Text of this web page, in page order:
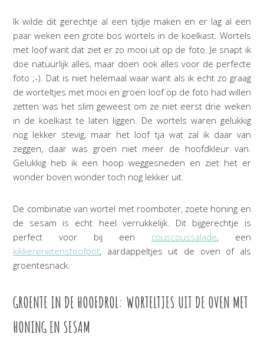
Ik wilde dit gerechtje al een tijdje maken en er lag al een
paar weken een grote bos wortels in de koelkast. Wortels
met loof want dat ziet er zo mooi uit op de foto. Je snapt ik
doe natuurlijk alles, maar doen ook alles voor de perfecte
foto ;-). Dat is niet helemaal waar want als ik echt zo graag
de worteltjes met mooi en groen loof op de foto had willen
zetten was het slim geweest om ze niet eerst drie weken
in de koelkast te laten liggen. De wortels waren gelukkig
nog lekker stevig, maar het loof tja wat zal ik daar van
zeggen, daar was groen niet meer de hoofdkleur van.
Gelukkig heb ik een hoop weggesneden en ziet het er
wonder boven wonder toch nog lekker uit.
De combinatie van wortel met roomboter, zoete honing en
de sesam is echt heel verrukkelijk. Dit bijgerechtje is
perfect voor bij een couscoussalade, een
kikkererwtenstoofpot, aardappeltjes uit de oven of als
groentesnack.
GROENTE IN DE HOOFDROL: WORTELTJES UIT DE OVEN MET
HONING EN SESAM